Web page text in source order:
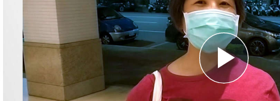
Wat is Grootheid?